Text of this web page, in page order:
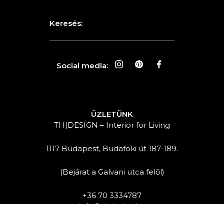
Keresés:
Social media:
ÜZLETÜNK
TH|DESIGN – Interior for Living
1117 Budapest, Budafoki út 187-189.
(Bejárat a Galvani utca felől)
+36 70 3334787